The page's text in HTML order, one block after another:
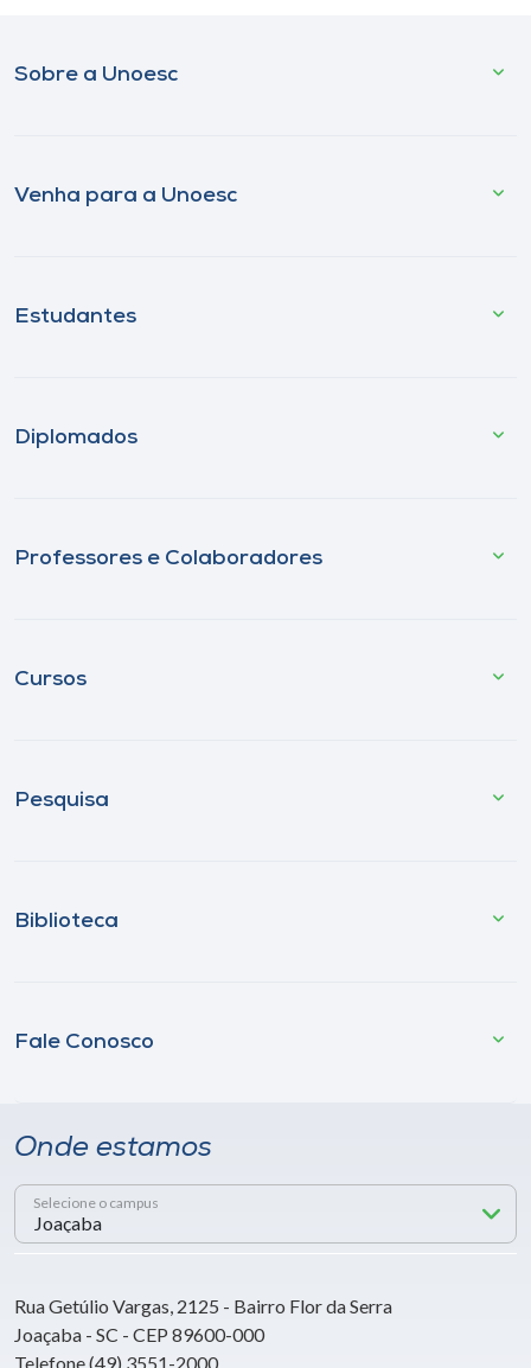
Sobre a Unoesc
Venha para a Unoesc
Estudantes
Diplomados
Professores e Colaboradores
Cursos
Pesquisa
Biblioteca
Fale Conosco
Onde estamos
Selecione o campus
Rua Getúlio Vargas, 2125 - Bairro Flor da Serra
Joaçaba - SC - CEP 89600-000
Telefone (49) 3551-2000